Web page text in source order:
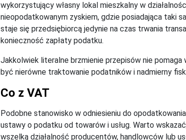
wykorzystujący własny lokal mieszkalny w
nieopodatkowanym zyskiem, gdzie posiadająca taki
staje się przedsiębiorcą jedynie na czas trwania
konieczność zapłaty podatku.
Jakkolwiek literalne brzmienie przepisów nie
być nierówne traktowanie podatników i nadmierny
Co z VAT
Podobne stanowisko w odniesieniu do
ustawy o podatku od towarów i usług. Warto
wszelką działalność producentów, handlowców lub